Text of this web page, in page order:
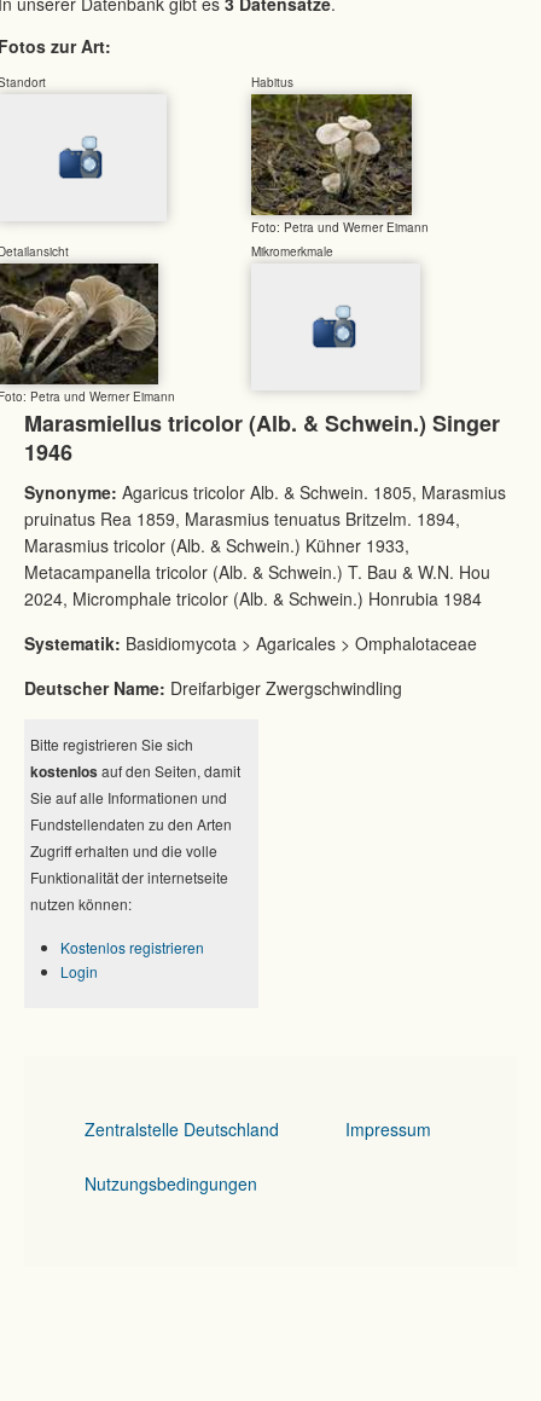
zur Art:
Habitus
Foto: Petra und Werner Eimann
Petra und Werner Eimann
Mikromerkmale
Marasmiellus tricolor (Alb. & Schwein.) Singer
1946
Synonyme: Agaricus tricolor Alb. & Schwein. 1805, Marasmius
pruinatus Rea 1859, Marasmius tenuatus Britzelm. 1894,
Marasmius tricolor (Alb. & Schwein.) Kühner 1933,
Metacampanella tricolor (Alb. & Schwein.) T. Bau & W.N. Hou
2024, Micromphale tricolor (Alb. & Schwein.) Honrubia 1984
Systematik: Basidiomycota > Agaricales > Omphalotaceae
Deutscher Name: Dreifarbiger Zwergschwindling
Bitte registrieren Sie sich
kostenlos auf den Seiten, damit
Sie auf alle Informationen und
Fundstellendaten zu den Arten
Zugriff erhalten und die volle
Funktionalität der internetseite
nutzen können:
Kostenlos registrieren
Login
Zentralstelle Deutschland Impressum
Nutzungsbedingungen